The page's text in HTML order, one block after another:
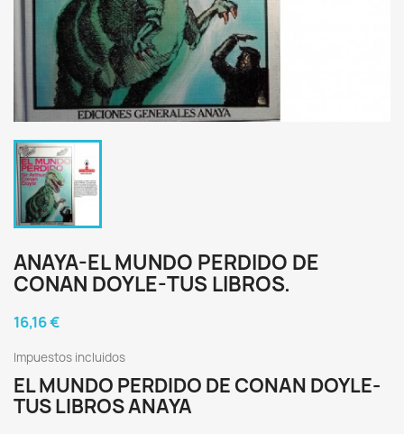
ANAYA-EL MUNDO PERDIDO DE
CONAN DOYLE-TUS LIBROS.
16,16 €
Impuestos incluidos
EL MUNDO PERDIDO DE CONAN DOYLE-
TUS LIBROS ANAYA